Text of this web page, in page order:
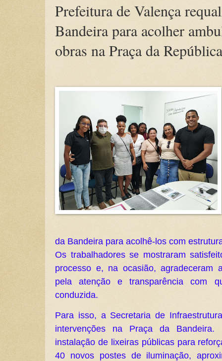
Prefeitura de Valença
Bandeira para acolher
obras na Praça da República
da Bandeira para acolhê-los com
Os trabalhadores se mostraram
processo e, na ocasião, agradeceram
pela atenção e transparência com
conduzida.
Para isso, a Secretaria de
intervenções na Praça da
instalação de lixeiras públicas para
40 novos postes de iluminação,